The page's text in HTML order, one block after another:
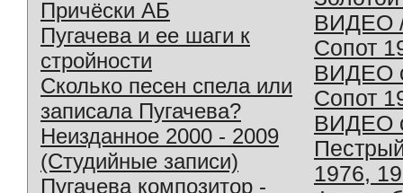
Причёски АБ
Пугачева и ее шаги к
стройности
Сколько песен спела или
записала Пугачева?
Неизданное 2000 - 2009
(Студийные записи)
Пугачева композитор -
ВИДЕО
Сопот
ВИДЕО
Сопот
ВИДЕО
1976,